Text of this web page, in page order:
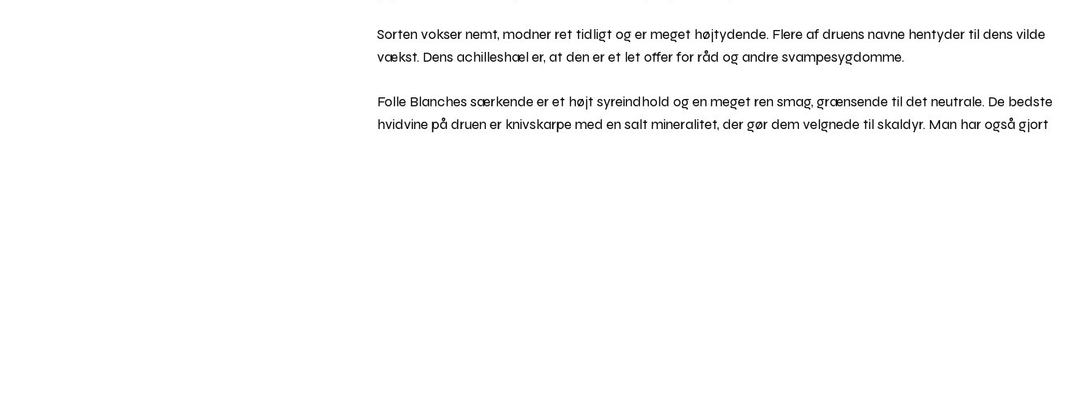
Sorten vokser nemt, modner ret tidligt og er meget højtydende. Flere af druens navne hentyder til dens vilde
vækst. Dens achilleshæl er, at den er et let offer for råd og andre svampesygdomme.
Folle Blanches særkende er et højt syreindhold og en meget ren smag, grænsende til det neutrale. De bedste
hvidvine på druen er knivskarpe med en salt mineralitet, der gør dem velgnede til skaldyr. Man har også gjort